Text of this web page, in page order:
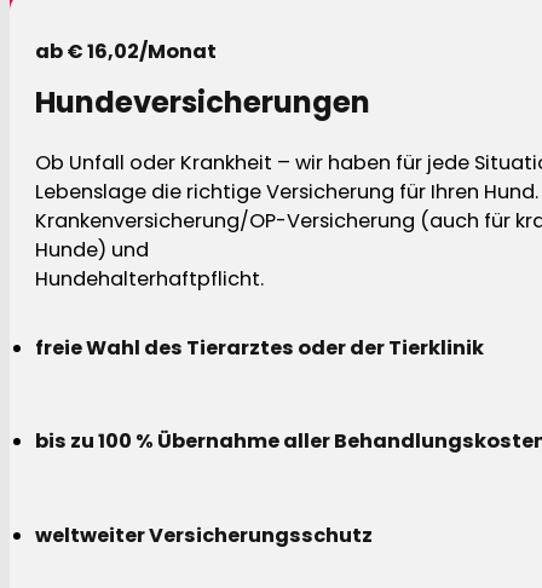
ab € 16,02/Monat
Hundeversicherungen
Ob Unfall oder Krankheit – wir haben für jede
Lebenslage die richtige Versicherung für Ihren Hund.
Krankenversicherung/OP-Versicherung (auch für
Hunde) und
Hundehalterhaftpflicht.
freie Wahl des Tierarztes oder der Tierklinik
bis zu 100 % Übernahme aller
weltweiter Versicherungsschutz